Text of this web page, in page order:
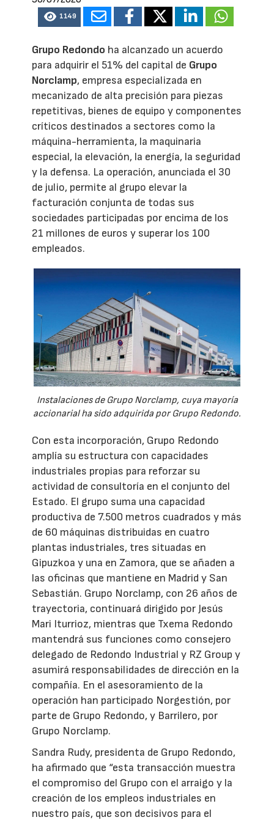
1149
Grupo Redondo ha alcanzado un acuerdo
para adquirir el 51% del capital de Grupo
Norclamp, empresa especializada en
mecanizado de alta precisión para piezas
repetitivas, bienes de equipo y componentes
críticos destinados a sectores como la
máquina-herramienta, la maquinaria
especial, la elevación, la energía, la seguridad
y la defensa. La operación, anunciada el 30
de julio, permite al grupo elevar la
facturación conjunta de todas sus
sociedades participadas por encima de los
21 millones de euros y superar los 100
empleados.
Instalaciones de Grupo Norclamp, cuya mayoría
accionarial ha sido adquirida por Grupo Redondo.
Con esta incorporación, Grupo Redondo
amplía su estructura con capacidades
industriales propias para reforzar su
actividad de consultoría en el conjunto del
Estado. El grupo suma una capacidad
productiva de 7.500 metros cuadrados y más
de 60 máquinas distribuidas en cuatro
plantas industriales, tres situadas en
Gipuzkoa y una en Zamora, que se añaden a
las oficinas que mantiene en Madrid y San
Sebastián. Grupo Norclamp, con 26 años de
trayectoria, continuará dirigido por Jesús
Mari Iturrioz, mientras que Txema Redondo
mantendrá sus funciones como consejero
delegado de Redondo Industrial y RZ Group y
asumirá responsabilidades de dirección en la
compañía. En el asesoramiento de la
operación han participado Norgestión, por
parte de Grupo Redondo, y Barrilero, por
Grupo Norclamp.
Sandra Rudy, presidenta de Grupo Redondo,
ha afirmado que “esta transacción muestra
el compromiso del Grupo con el arraigo y la
creación de los empleos industriales en
nuestro país, que son decisivos para el